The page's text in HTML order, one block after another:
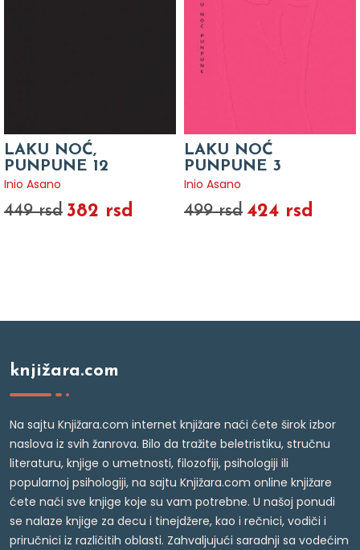
LAKU NOĆ,
PUNPUNE 12
Inio Asano
449 rsd 382 rsd
LAKU NOĆ
PUNPUNE 3
Inio Asano
499 rsd 424 rsd
knjižara.com
Na sajtu Knjižara.com internet knjižare naći ćete širok izbor
naslova iz svih žanrova. Bilo da tražite beletristiku, stručnu
literaturu, knjige o umetnosti, filozofiji, psihologiji ili
popularnoj psihologiji, na sajtu Knjižara.com online knjižare
ćete naći sve knjige koje su vam potrebne. U našoj ponudi
se nalaze knjige za decu i tinejdžere, kao i rečnici, vodiči i
priručnici iz različitih oblasti. Zahvaljujući saradnji sa vodećim